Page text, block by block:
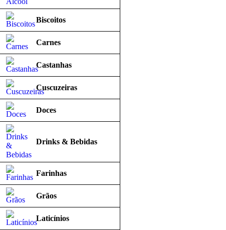
Biscoitos
Carnes
Castanhas
Cuscuzeiras
Doces
Drinks & Bebidas
Farinhas
Grãos
Laticínios